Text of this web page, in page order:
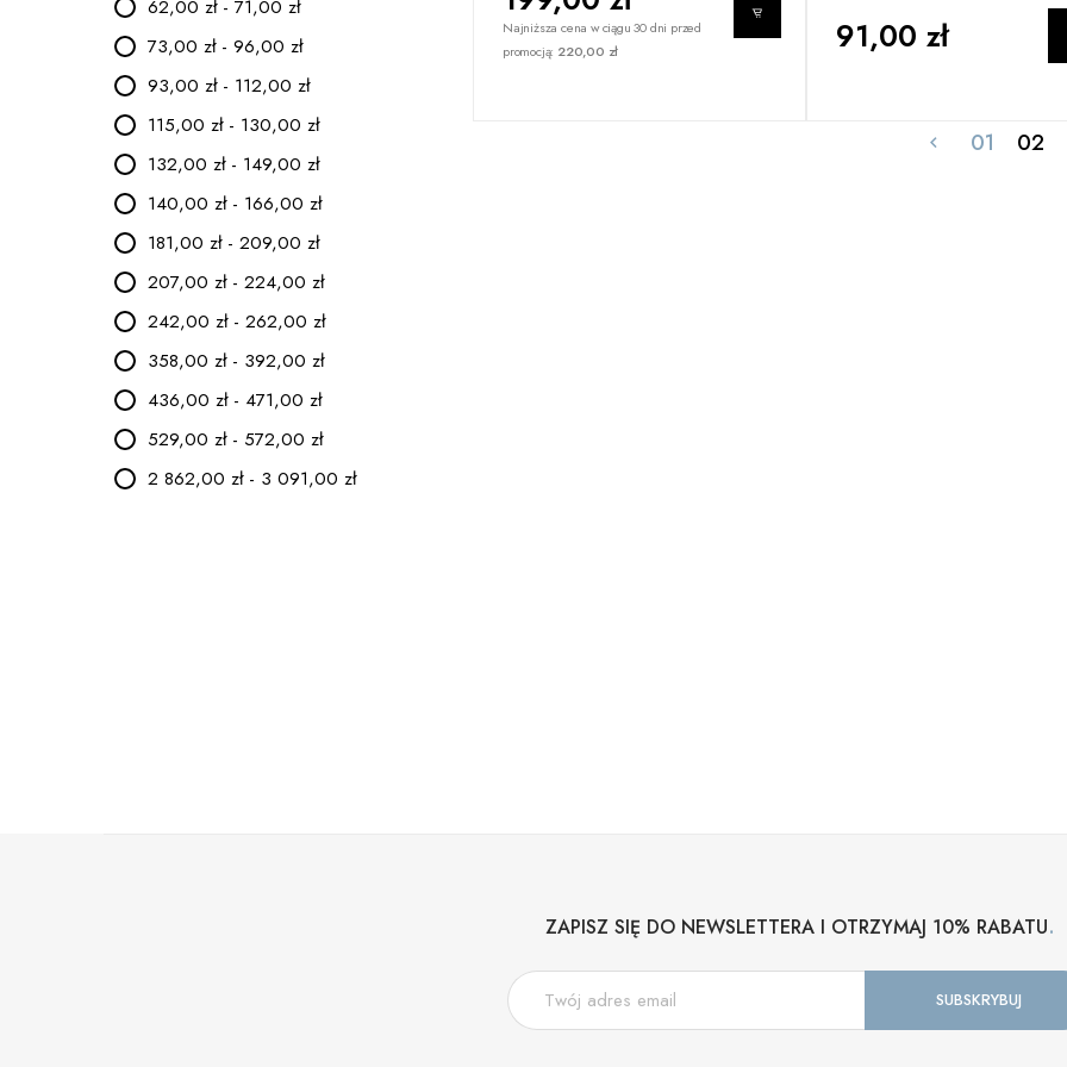
62,00 zł - 71,00 zł
73,00 zł - 96,00 zł
93,00 zł - 112,00 zł
115,00 zł - 130,00 zł
132,00 zł - 149,00 zł
140,00 zł - 166,00 zł
181,00 zł - 209,00 zł
207,00 zł - 224,00 zł
242,00 zł - 262,00 zł
358,00 zł - 392,00 zł
436,00 zł - 471,00 zł
529,00 zł - 572,00 zł
2 862,00 zł - 3 091,00 zł
Najniższa cena w ciągu 30 dni przed
promocją: 220,00 zł 91,00 zł
 01 02
ZAPISZ SIĘ DO NEWSLETTERA I OTRZYMAJ 10% RABATU.